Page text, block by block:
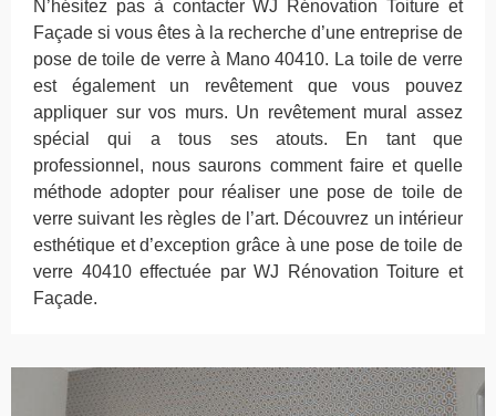
N’hésitez pas à contacter WJ Rénovation Toiture et
Façade si vous êtes à la recherche d’une entreprise de
pose de toile de verre à Mano 40410. La toile de verre
est également un revêtement que vous pouvez
appliquer sur vos murs. Un revêtement mural assez
spécial qui a tous ses atouts. En tant que
professionnel, nous saurons comment faire et quelle
méthode adopter pour réaliser une pose de toile de
verre suivant les règles de l’art. Découvrez un intérieur
esthétique et d’exception grâce à une pose de toile de
verre 40410 effectuée par WJ Rénovation Toiture et
Façade.